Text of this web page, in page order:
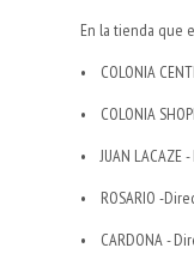
En la tienda que
• COLONIA
• COLONIA
• JUAN LACAZE
• ROSARIO -
• CARDONA -